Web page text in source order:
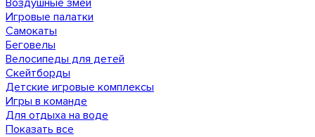
Воздушные змеи
Игровые палатки
Самокаты
Беговелы
Велосипеды для детей
Скейтборды
Детские игровые комплексы
Игры в команде
Для отдыха на воде
Показать все